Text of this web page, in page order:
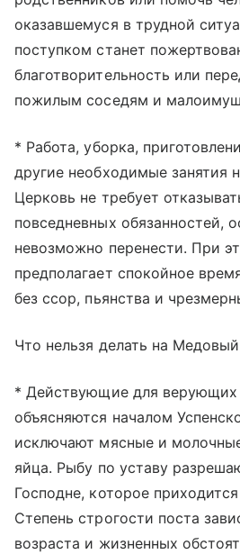
оказавшемуся в трудной
поступком станет
благотворительность или
пожилым соседям и
* Работа, уборка,
другие необходимые занятия
Церковь не требует
повседневных обязанностей,
невозможно перенести. При
предполагает спокойное
без ссор, пьянства и
Что нельзя делать на
* Действующие для верующих
объясняются началом
исключают мясные и
яйца. Рыбу по уставу
Господне, которое приходится
Степень строгости поста
возраста и жизненных